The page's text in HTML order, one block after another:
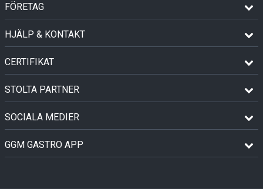
FÖRETAG
HJÄLP & KONTAKT
CERTIFIKAT
STOLTA PARTNER
SOCIALA MEDIER
GGM GASTRO APP